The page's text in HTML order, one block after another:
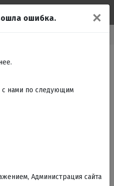
✕
ошибка.
с нами по следующим
Администрация сайта